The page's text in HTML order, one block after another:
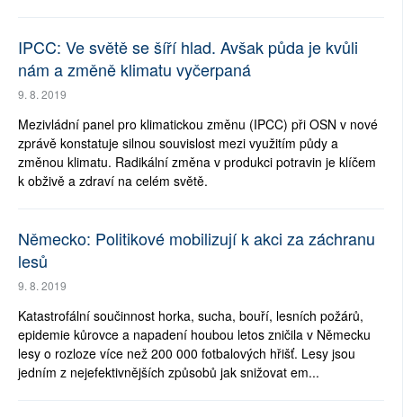
IPCC: Ve světě se šíří hlad. Avšak půda je kvůli
nám a změně klimatu vyčerpaná
9. 8. 2019
Mezivládní panel pro klimatickou změnu (IPCC) při OSN v nové
zprávě konstatuje silnou souvislost mezi využitím půdy a
změnou klimatu. Radikální změna v produkci potravin je klíčem
k obživě a zdraví na celém světě.
Německo: Politikové mobilizují k akci za záchranu
lesů
9. 8. 2019
Katastrofální součinnost horka, sucha, bouří, lesních požárů,
epidemie kůrovce a napadení houbou letos zničila v Německu
lesy o rozloze více než 200 000 fotbalových hřišť. Lesy jsou
jedním z nejefektivnějších způsobů jak snižovat em...